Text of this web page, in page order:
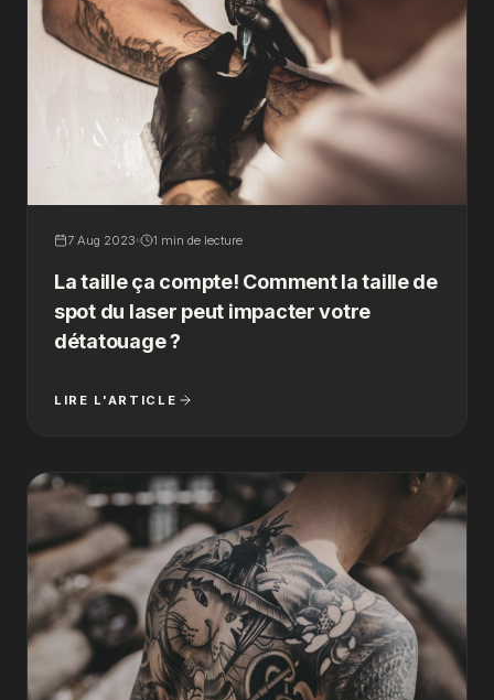
7 Aug 2023 1 min de lecture
La taille ça compte! Comment la taille de
spot du laser peut impacter votre
détatouage ?
LIRE L'ARTICLE